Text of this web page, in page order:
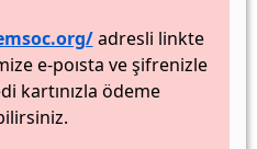
adresli linkte
e-poısta ve şifrenizle
kartınızla ödeme